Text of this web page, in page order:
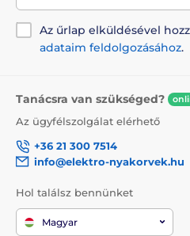
Az űrlap elküldésével
adataim feldolgozásához.
Tanácsra van szükséged?
Az ügyfélszolgálat elérhető
+36 21 300 7514
info@elektro-nyakorvek.hu
Hol találsz bennünket
Magyar